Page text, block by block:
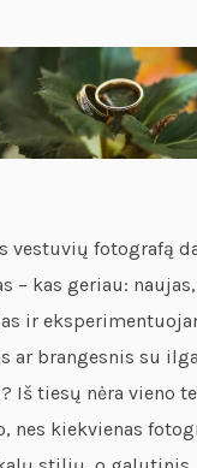
vestuvių fotografą
– kas geriau:
ir
ar brangesnis su
Iš tiesų nėra vieno
nes kiekvienas